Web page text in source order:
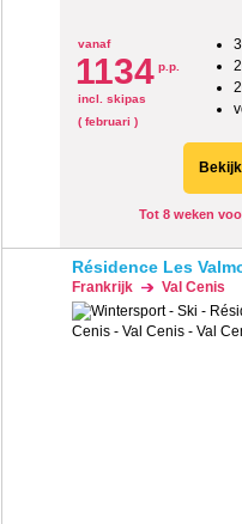
vanaf
1134 p.p.
incl. skipas
( februari )
Tot 8 weken
Résidence Les
Frankrijk Val Cenis